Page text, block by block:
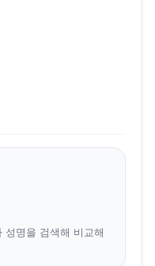
성명을 검색해 비교해